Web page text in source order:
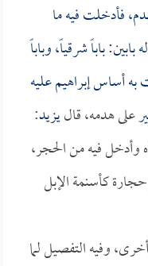
فأدخلت فيه ما
باباً شرقياً، وباباً
به أساس إبراهيم عليه
على هدمه، قاليزيد:
وأدخل فيه من الحجر،
كأسنمة الإبل
وفيه التفصيل لما